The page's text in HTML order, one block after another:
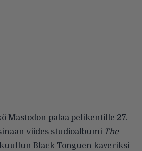
Mastodon palaa pelikentille 27.
viides studioalbumi The
Black Tonguen kaveriksi